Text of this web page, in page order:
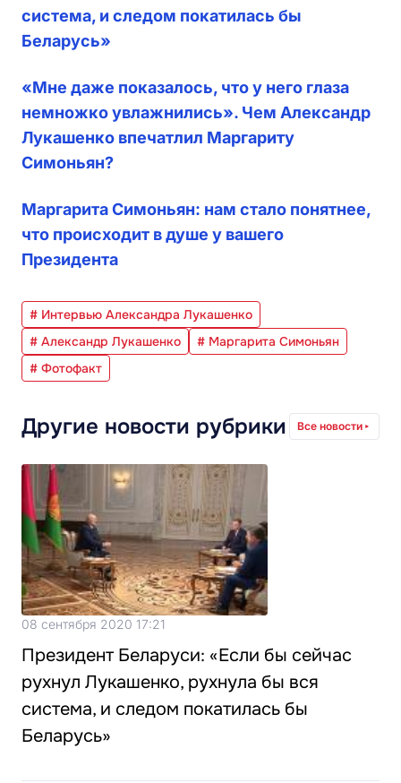
система, и следом покатилась бы
Беларусь»
«Мне даже показалось, что у него глаза
немножко увлажнились». Чем Александр
Лукашенко впечатлил Маргариту
Симоньян?
Маргарита Симоньян: нам стало понятнее,
что происходит в душе у вашего
Президента
# Интервью Александра Лукашенко
# Александр Лукашенко
# Маргарита Симоньян
# Фотофакт
Другие новости рубрики Все новости
08 сентября 2020 17:21
Президент Беларуси: «Если бы сейчас
рухнул Лукашенко, рухнула бы вся
система, и следом покатилась бы
Беларусь»